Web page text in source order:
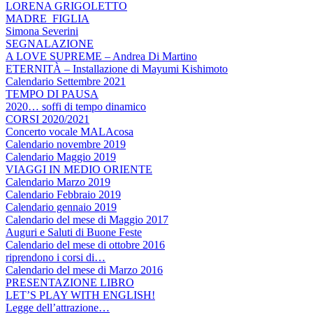
LORENA GRIGOLETTO
MADRE_FIGLIA
Simona Severini
SEGNALAZIONE
A LOVE SUPREME – Andrea Di Martino
ETERNITÀ – Installazione di Mayumi Kishimoto
Calendario Settembre 2021
TEMPO DI PAUSA
2020… soffi di tempo dinamico
CORSI 2020/2021
Concerto vocale MALAcosa
Calendario novembre 2019
Calendario Maggio 2019
VIAGGI IN MEDIO ORIENTE
Calendario Marzo 2019
Calendario Febbraio 2019
Calendario gennaio 2019
Calendario del mese di Maggio 2017
Auguri e Saluti di Buone Feste
Calendario del mese di ottobre 2016
riprendono i corsi di…
Calendario del mese di Marzo 2016
PRESENTAZIONE LIBRO
LET’S PLAY WITH ENGLISH!
Legge dell’attrazione…